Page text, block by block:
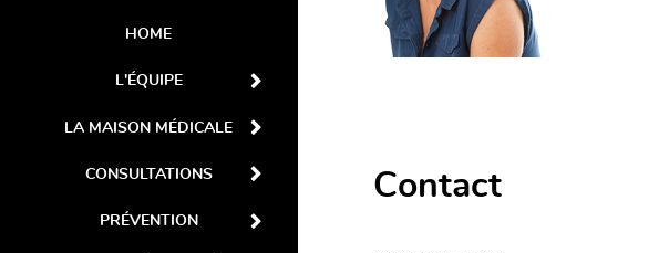
HOME
L'ÉQUIPE
LA MAISON MÉDICALE
CONSULTATIONS
PRÉVENTION
Contact